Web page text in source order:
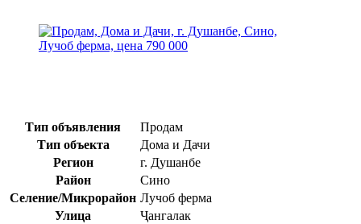
Тип объявления
Продам
Тип объекта
Дома и Дачи
Регион
г. Душанбе
Район
Сино
Селение/Микрорайон Лучоб ферма
Улица
Ҷангалак